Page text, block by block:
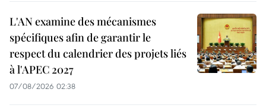
L'AN examine des mécanismes
spécifiques afin de garantir le
respect du calendrier des projets liés
à l'APEC 2027
07/08/2026 02:38